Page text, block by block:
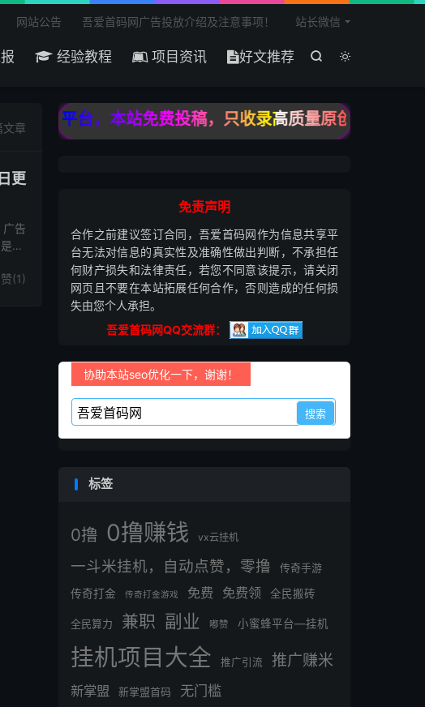


经验教程 项目资讯 好文推荐
网站公告 吾爱首码网广告投放介绍及注意事项！ 站长微信

文章
更
告
24
赞(1)
平台，本站免费投稿，只收录高质量原创投稿，宁缺毋
免责声明
合作之前建议签订合同，吾爱首码网作为信息共享平
台无法对信息的真实性及准确性做出判断，不承担任
何财产损失和法律责任，若您不同意该提示，请关闭
网页且不要在本站拓展任何合作，否则造成的任何损
失由您个人承担。
吾爱首码网QQ交流群：
协助本站seo优化一下，谢谢！
标签
0撸 0撸赚钱 vx云挂机
一斗米挂机，自动点赞，零撸
传奇手游
传奇打金
传奇打金游戏 免费 免费领 全民搬砖
全民算力 兼职 副业 嘟赞 小蜜蜂平台—挂机
挂机项目大全 推广引流 推广赚米
新掌盟 新掌盟首码 无门槛